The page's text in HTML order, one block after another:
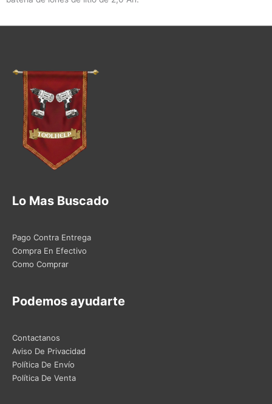
Lo Mas Buscado
Pago Contra Entrega
Compra En Efectivo
Como Comprar
Podemos ayudarte
Contactanos
Aviso De Privacidad
Política De Envío
Política De Venta